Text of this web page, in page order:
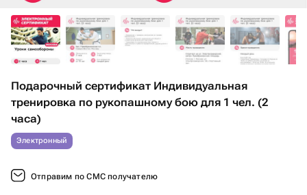
Подарочный сертификат Индивидуальная
тренировка по рукопашному бою для 1 чел. (2
часа)
Электронный
Отправим по СМС получателю